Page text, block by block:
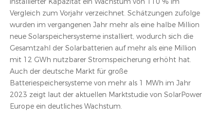
Vergleich zum Vorjahr verzeichnet. Schätzungen zufolge
wurden im vergangenen Jahr mehr als eine halbe Million
neue Solarspeichersysteme installiert, wodurch sich die
Gesamtzahl der Solarbatterien auf mehr als eine Million
mit 12 GWh nutzbarer Stromspeicherung erhöht hat.
Auch der deutsche Markt für große
Batteriespeichersysteme von mehr als 1 MWh im Jahr
2023 zeigt laut der aktuellen Marktstudie von SolarPower
Europe ein deutliches Wachstum.